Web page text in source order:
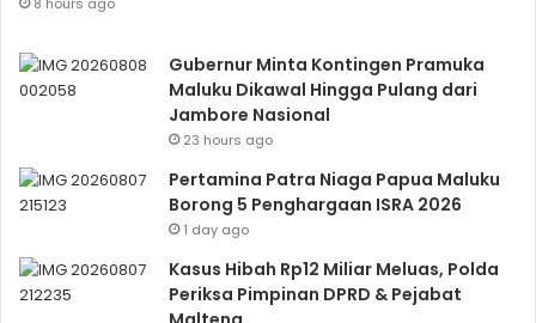
Gubernur Minta Kontingen Pramuka
Maluku Dikawal Hingga Pulang dari
Jambore Nasional
23 hours ago
Pertamina Patra Niaga Papua Maluku
Borong 5 Penghargaan ISRA 2026
1 day ago
Kasus Hibah Rp12 Miliar Meluas, Polda
Periksa Pimpinan DPRD & Pejabat